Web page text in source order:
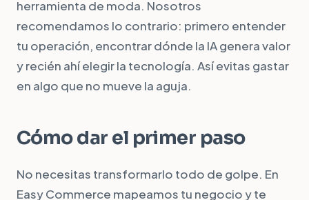
herramienta de moda. Nosotros
recomendamos lo contrario: primero entender
tu operación, encontrar dónde la IA genera valor
y recién ahí elegir la tecnología. Así evitas gastar
en algo que no mueve la aguja.
Cómo dar el primer paso
No necesitas transformarlo todo de golpe. En
Easy Commerce mapeamos tu negocio y te